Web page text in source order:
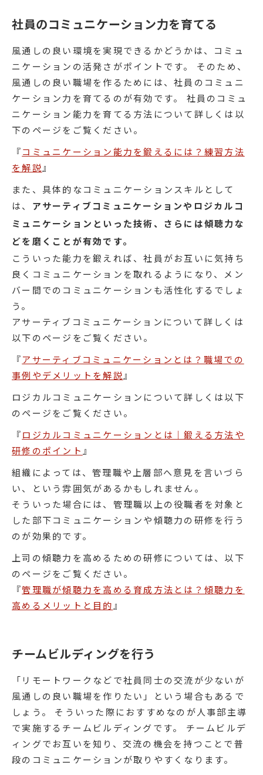
社員のコミュニケーション力を育てる
風通しの良い環境を実現できるかどうかは、コミュ
ニケーションの活発さがポイントです。 そのため、
風通しの良い職場を作るためには、社員のコミュニ
ケーション力を育てるのが有効です。 社員のコミュ
ニケーション能力を育てる方法について詳しくは以
下のページをご覧ください。
『コミュニケーション能力を鍛えるには？練習方法
を解説 』
また、具体的なコミュニケーションスキルとして
は、 アサーティブコミュニケーションやロジカルコ
ミュニケーションといった技術、さらには傾聴力な
どを磨くことが有効です。
こういった能力を鍛えれば、社員がお互いに気持ち
良くコミュニケーションを取れるようになり、メン
バー間でのコミュニケーションも活性化するでしょ
う。
アサーティブコミュニケーションについて詳しくは
以下のページをご覧ください。
『アサーティブコミュニケーションとは？職場での
事例やデメリットを解説 』
ロジカルコミュニケーションについて詳しくは以下
のページをご覧ください。
『ロジカルコミュニケーションとは｜鍛える方法や
研修のポイント 』
組織によっては、管理職や上層部へ意見を言いづら
い、という雰囲気があるかもしれません。
そういった場合には、管理職以上の役職者を対象と
した部下コミュニケーションや傾聴力の研修を行う
のが効果的です。
上司の傾聴力を高めるための研修については、以下
のページをご覧ください。
『管理職が傾聴力を高める育成方法とは？傾聴力を
高めるメリットと目的 』
チームビルディングを行う
「リモートワークなどで社員同士の交流が少ないが
風通しの良い職場を作りたい」という場合もあるで
しょう。 そういった際におすすめなのが人事部主導
で実施するチームビルディングです。 チームビルデ
ィングでお互いを知り、交流の機会を持つことで普
段のコミュニケーションが取りやすくなります。